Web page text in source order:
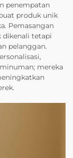
penempatan
produk unik
Pemasangan
dikenali tetapi
pelanggan.
mereka